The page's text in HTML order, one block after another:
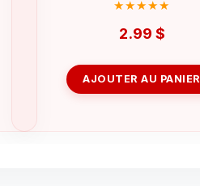
2.99 $
AJOUTER AU PANIER